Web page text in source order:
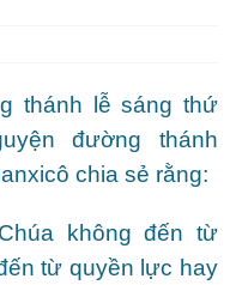
thánh lễ sáng thứ
đường thánh
chia sẻ rằng:
không đến từ
từ quyền lực hay